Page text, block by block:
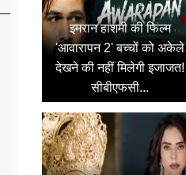
इमरान हाशमी की फिल्म
'आवारापन 2' बच्चों को अकेले
देखने की नहीं मिलेगी इजाजत!
सीबीएफसी...